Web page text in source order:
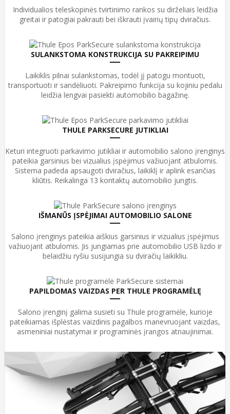
Individualios teleskopinės tvirtinimo rankos su dirželiais leidžia
greitai ir patogiai pakrauti bei iškrauti įvairių tipų dviračius.
SULANKSTOMA KONSTRUKCIJA SU PAKREIPIMU
Laikiklis pilnai sulankstomas, todėl jį patogu montuoti,
transportuoti ir sandėliuoti. Pakreipimo funkcija su kojiniu pedalu
leidžia lengvai pasiekti automobilio bagažinę.
THULE PARKSECURE JUTIKLIAI
Keturi integruoti parkavimo jutikliai ir automobilio salono įrenginys
pateikia garsinius bei vizualius įspėjimus važiuojant atbulomis.
Sistema padeda apsaugoti dviračius, laikiklį ir aplink esančias
kliūtis. Reikalinga 13 kontaktų automobilio jungtis.
IŠMANŪS ĮSPĖJIMAI AUTOMOBILIO SALONE
Salono įrenginys pateikia aiškius garsinius ir vizualius įspėjimus
važiuojant atbulomis. Jis jungiamas prie automobilio USB lizdo ir
belaidžiu ryšiu susijungia su dviračių laikikliu.
PAPILDOMAS VAIZDAS PER THULE PROGRAMĖLĘ
Salono įrenginį galima susieti su Thule programėle, kurioje
pateikiamas išplėstas vaizdinis pagalbos manevruojant vaizdas,
asmeniniai nustatymai ir programinės įrangos atnaujinimai.